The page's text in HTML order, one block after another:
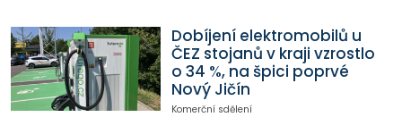
Dobíjení elektromobilů u
ČEZ stojanů v kraji vzrostlo
o 34 %, na špici poprvé
Nový Jičín
Komerční sdělení